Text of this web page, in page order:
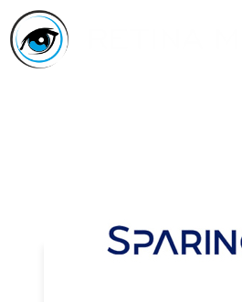
Quiénes